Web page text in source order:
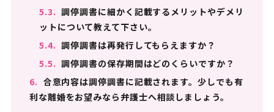
5.3. 調停調書に細かく記載するメリットやデメリ
ットについて教えて下さい。
5.4. 調停調書は再発行してもらえますか？
5.5. 調停調書の保存期間はどのくらいですか？
6. 合意内容は調停調書に記載されます。少しでも有
利な離婚をお望みなら弁護士へ相談しましょう。